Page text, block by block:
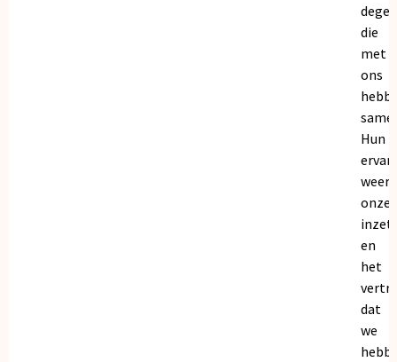
die
met
ons
Hun
onze
inzet
en
het
dat
we